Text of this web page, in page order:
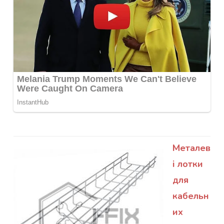
Металев
і лотки
для
кабельн
их